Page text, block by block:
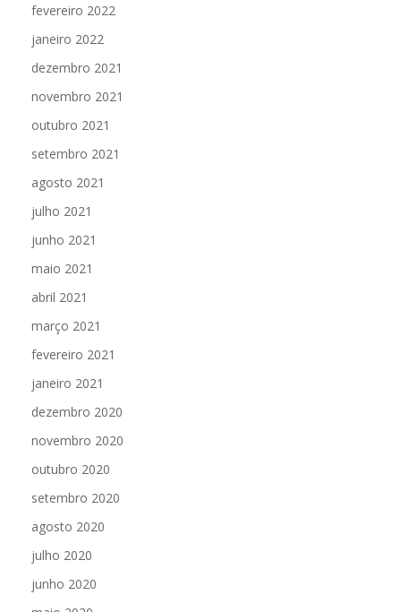
fevereiro 2022
janeiro 2022
dezembro 2021
novembro 2021
outubro 2021
setembro 2021
agosto 2021
julho 2021
junho 2021
maio 2021
abril 2021
março 2021
fevereiro 2021
janeiro 2021
dezembro 2020
novembro 2020
outubro 2020
setembro 2020
agosto 2020
julho 2020
junho 2020